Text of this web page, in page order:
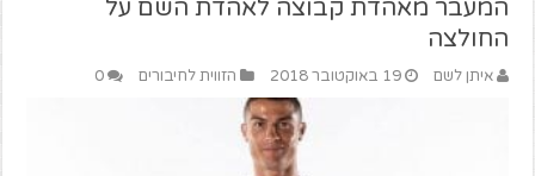
המעבר מאהדת קבוצה לאהדת השם על
החולצה
איתן לשם 19 באוקטובר 2018 הזווית לחיבורים 0